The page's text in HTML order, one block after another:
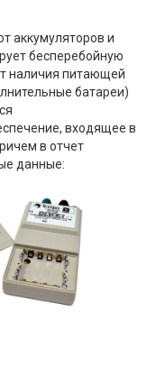
аккумуляторов и
бесперебойную
наличия питающей
батареи)
входящее в
в отчет
данные: